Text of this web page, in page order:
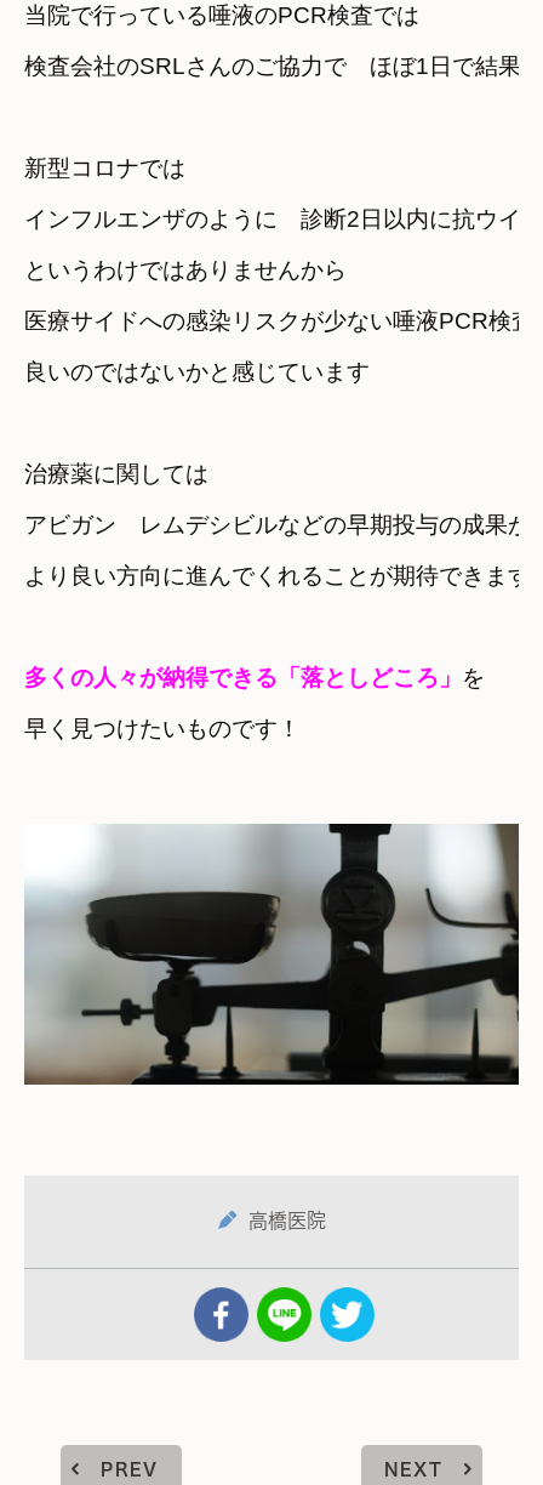
当院で行っている唾液のPCR検査では
検査会社のSRLさんのご協力で　ほぼ1日で結果
新型コロナでは
インフルエンザのように　診断2日以内に抗ウイ
というわけではありませんから
医療サイドへの感染リスクが少ない唾液PCR検
良いのではないかと感じています
治療薬に関しては
アビガン　レムデシビルなどの早期投与の成果が
より良い方向に進んでくれることが期待できます
多くの人々が納得できる「落としどころ」 を
早く見つけたいものです！
高橋医院
PREV NEXT